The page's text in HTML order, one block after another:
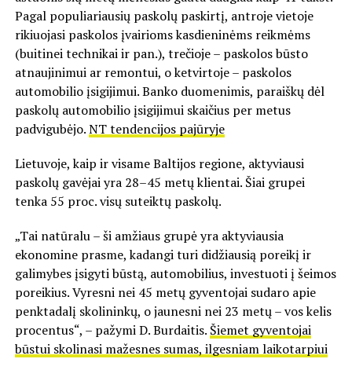
Pagal populiariausių paskolų paskirtį, antroje vietoje
rikiuojasi paskolos įvairioms kasdieninėms reikmėms
(buitinei technikai ir pan.), trečioje – paskolos būsto
atnaujinimui ar remontui, o ketvirtoje – paskolos
automobilio įsigijimui. Banko duomenimis, paraiškų dėl
paskolų automobilio įsigijimui skaičius per metus
padvigubėjo.NT tendencijos pajūryje
Lietuvoje, kaip ir visame Baltijos regione, aktyviausi
paskolų gavėjai yra 28–45 metų klientai. Šiai grupei
tenka 55 proc. visų suteiktų paskolų.
„Tai natūralu – ši amžiaus grupė yra aktyviausia
ekonomine prasme, kadangi turi didžiausią poreikį ir
galimybes įsigyti būstą, automobilius, investuoti į šeimos
poreikius. Vyresni nei 45 metų gyventojai sudaro apie
penktadalį skolininkų, o jaunesni nei 23 metų – vos kelis
procentus“, – pažymi D. Burdaitis. Šiemet gyventojai
būstui skolinasi mažesnes sumas, ilgesniam laikotarpiui